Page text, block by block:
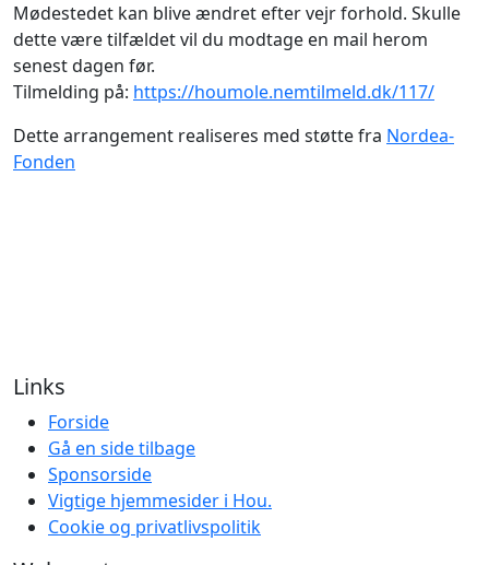
Mødestedet kan blive ændret efter vejr forhold. Skulle
dette være tilfældet vil du modtage en mail herom
senest dagen før.
Tilmelding på: https://houmole.nemtilmeld.dk/117/
Dette arrangement realiseres med støtte fra Nordea-
Fonden
Links
Forside
Gå en side tilbage
Sponsorside
Vigtige hjemmesider i Hou.
Cookie og privatlivspolitik